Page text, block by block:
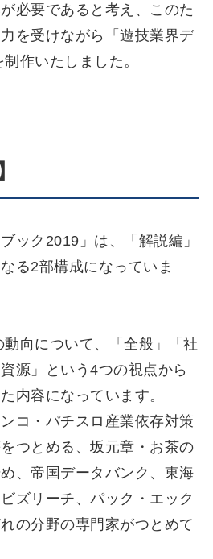
必要であると考え、このた
を受けながら「遊技業界デ
作いたしました。
ック2019」は、「解説編」
る2部構成になっていま
向について、「全般」「社
源」という4つの視点から
内容になっています。
コ・パチスロ産業依存対策
つとめる、坂元章・お茶の
、帝国データバンク、東海
ズリーチ、パック・エック
の分野の専門家がつとめて